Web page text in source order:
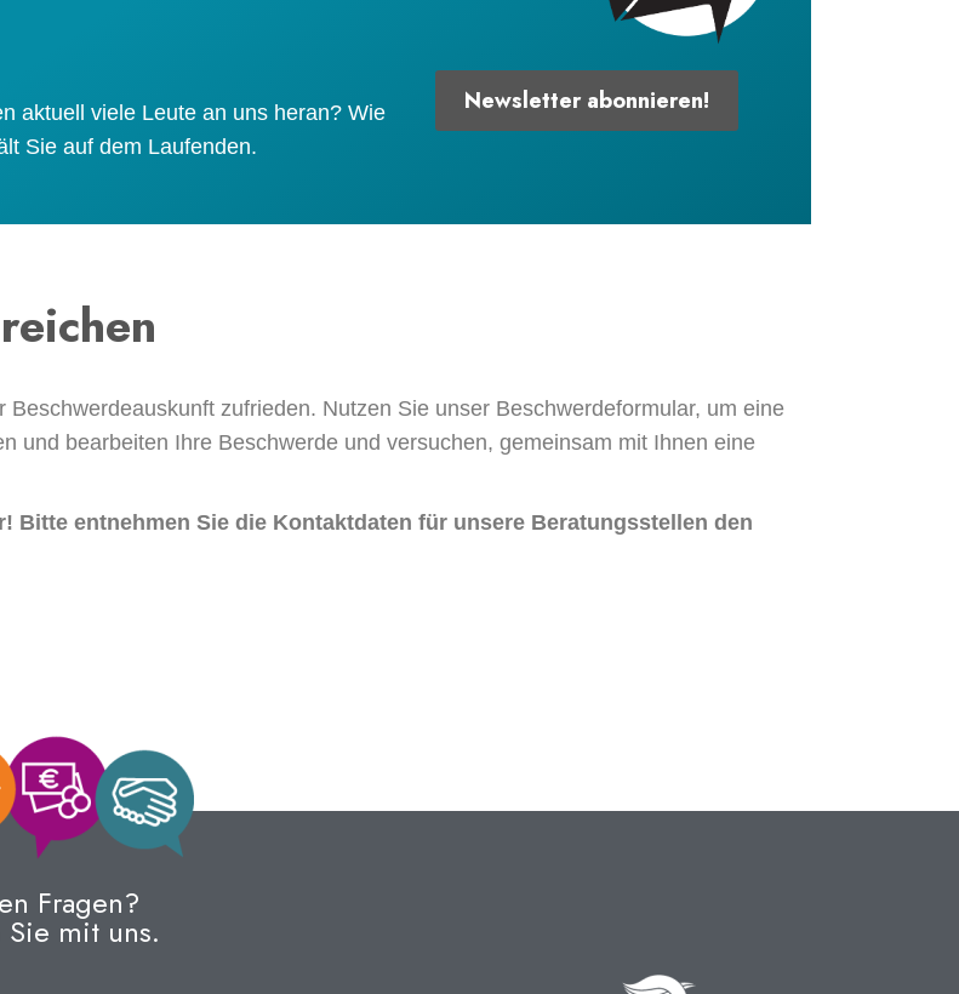
aktuell viele Leute an uns heran? Wie
Sie auf dem Laufenden.
Newsletter abonnieren!
zufrieden. Nutzen Sie unser Beschwerdeformular, um eine
und bearbeiten Ihre Beschwerde und versuchen, gemeinsam mit Ihnen eine
entnehmen Sie die Kontaktdaten für unsere Beratungsstellen den
Fragen?
Sie mit uns.